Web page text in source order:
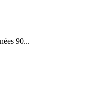
90...